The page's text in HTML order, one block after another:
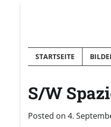
STARTSEITE
S/W
Posted on 4.